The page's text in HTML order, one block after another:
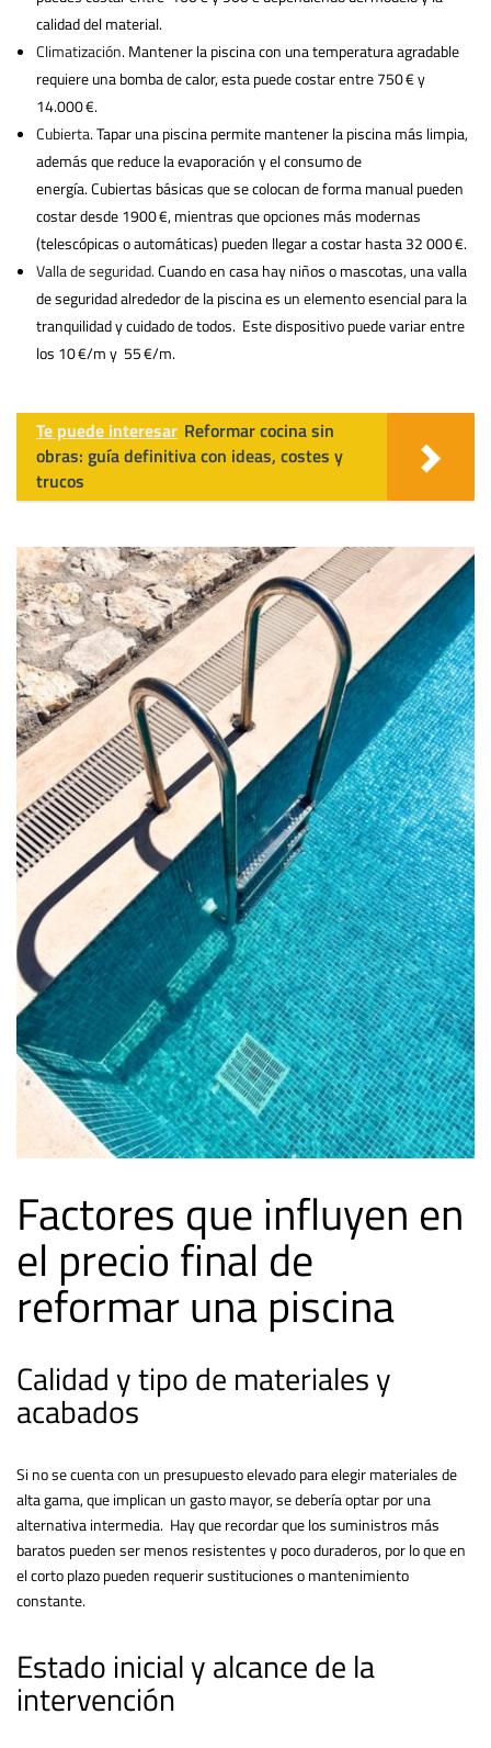
calidad del material.
Climatización. Mantener la piscina con una temperatura agradable
requiere una bomba de calor, esta puede costar entre 750 € y
14.000 €.
Cubierta. Tapar una piscina permite mantener la piscina más limpia,
además que reduce la evaporación y el consumo de
energía. Cubiertas básicas que se colocan de forma manual pueden
costar desde 1900 €, mientras que opciones más modernas
(telescópicas o automáticas) pueden llegar a costar hasta 32 000 €.
Valla de seguridad.Cuando en casa hay niños o mascotas, una valla
de seguridad alrededor de la piscina es un elemento esencial para la
tranquilidad y cuidado de todos. Este dispositivo puede variar entre
los 10 €/m y 55 €/m.
Te puede interesar Reformar cocina sin
obras: guía definitiva con ideas, costes y
trucos
Factores que influyen en
el precio final de
reformar una piscina
Calidad y tipo de materiales y
acabados
Si no se cuenta con un presupuesto elevado para elegir materiales de
alta gama, que implican un gasto mayor, se debería optar por una
alternativa intermedia. Hay que recordar que los suministros más
baratos pueden ser menos resistentes y poco duraderos, por lo que en
el corto plazo pueden requerir sustituciones o mantenimiento
constante.
Estado inicial y alcance de la
intervención